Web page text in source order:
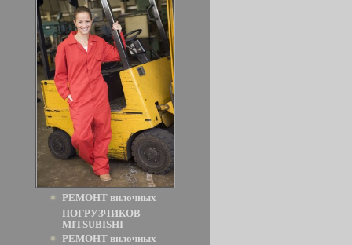
РЕМОНТ вилочных
ПОГРУЗЧИКОВ
MITSUBISHI
РЕМОНТ вилочных